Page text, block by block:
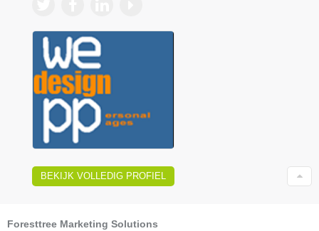
BEKIJK VOLLEDIG PROFIEL
Foresttree Marketing Solutions